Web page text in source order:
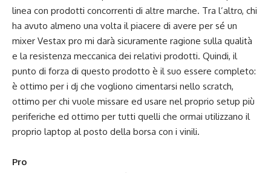
linea con prodotti concorrenti di altre marche. Tra l’altro, chi
ha avuto almeno una volta il piacere di avere per sé un
mixer Vestax pro mi darà sicuramente ragione sulla qualità
e la resistenza meccanica dei relativi prodotti. Quindi, il
punto di forza di questo prodotto è il suo essere completo:
è ottimo per i dj che vogliono cimentarsi nello scratch,
ottimo per chi vuole missare ed usare nel proprio setup più
periferiche ed ottimo per tutti quelli che ormai utilizzano il
proprio laptop al posto della borsa con i vinili.
Pro